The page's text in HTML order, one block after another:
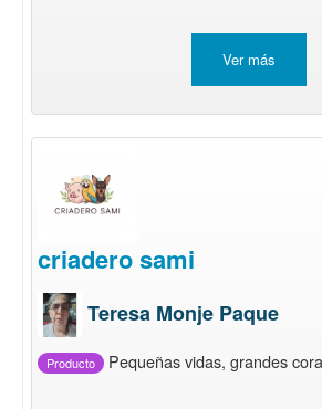
Ver más
criadero sami
Teresa Monje Paque
Producto Pequeñas vidas, grandes